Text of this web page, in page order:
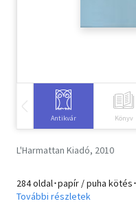
Antikvár Könyv
L'Harmattan Kiadó, 2010
284 oldal･papír / puha
További részletek